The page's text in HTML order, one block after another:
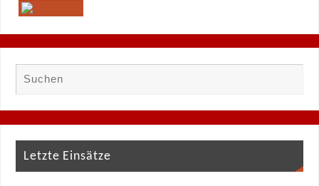
Letzte Einsätze